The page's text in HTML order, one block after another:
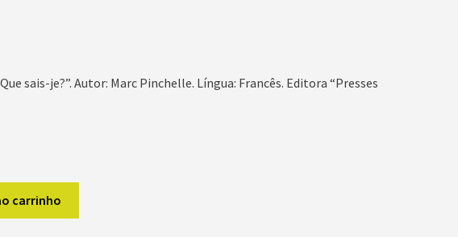
sais-je?”. Autor: Marc Pinchelle. Língua: Francês. Editora “Presses
carrinho